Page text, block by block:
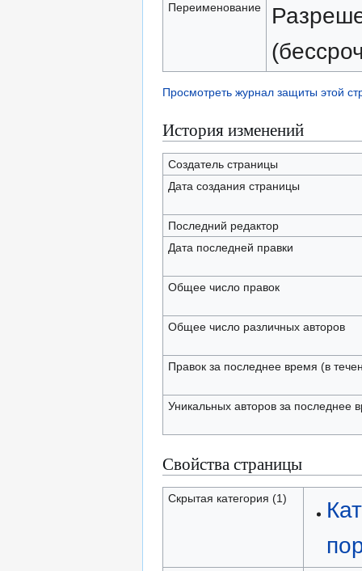
Переименование
Просмотреть журнал защиты этой
История изменений
Создатель страницы
Дата создания страницы
Последний редактор
Дата последней правки
Общее число правок
Общее число различных авторов
Правок за последнее время (в
Уникальных авторов за последнее
Свойства страницы
Скрытая категория (1)